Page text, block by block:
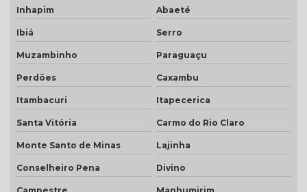
Inhapim Abaeté
Ibiá Serro
Muzambinho Paraguaçu
Perdões Caxambu
Itambacuri Itapecerica
Santa Vitória Carmo do Rio Claro
Monte Santo de Minas Lajinha
Conselheiro Pena Divino